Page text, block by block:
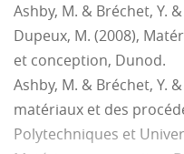
intégrant les impacts
De choisir un
chargement en
De prédire le
d’un code de calcul
D’optimiser un
Ashby, M. & Bréchet, Y.
Dupeux, M. (2008),
et conception, Dunod.
Ashby, M. & Bréchet, Y.
matériaux et des
Polytechniques et